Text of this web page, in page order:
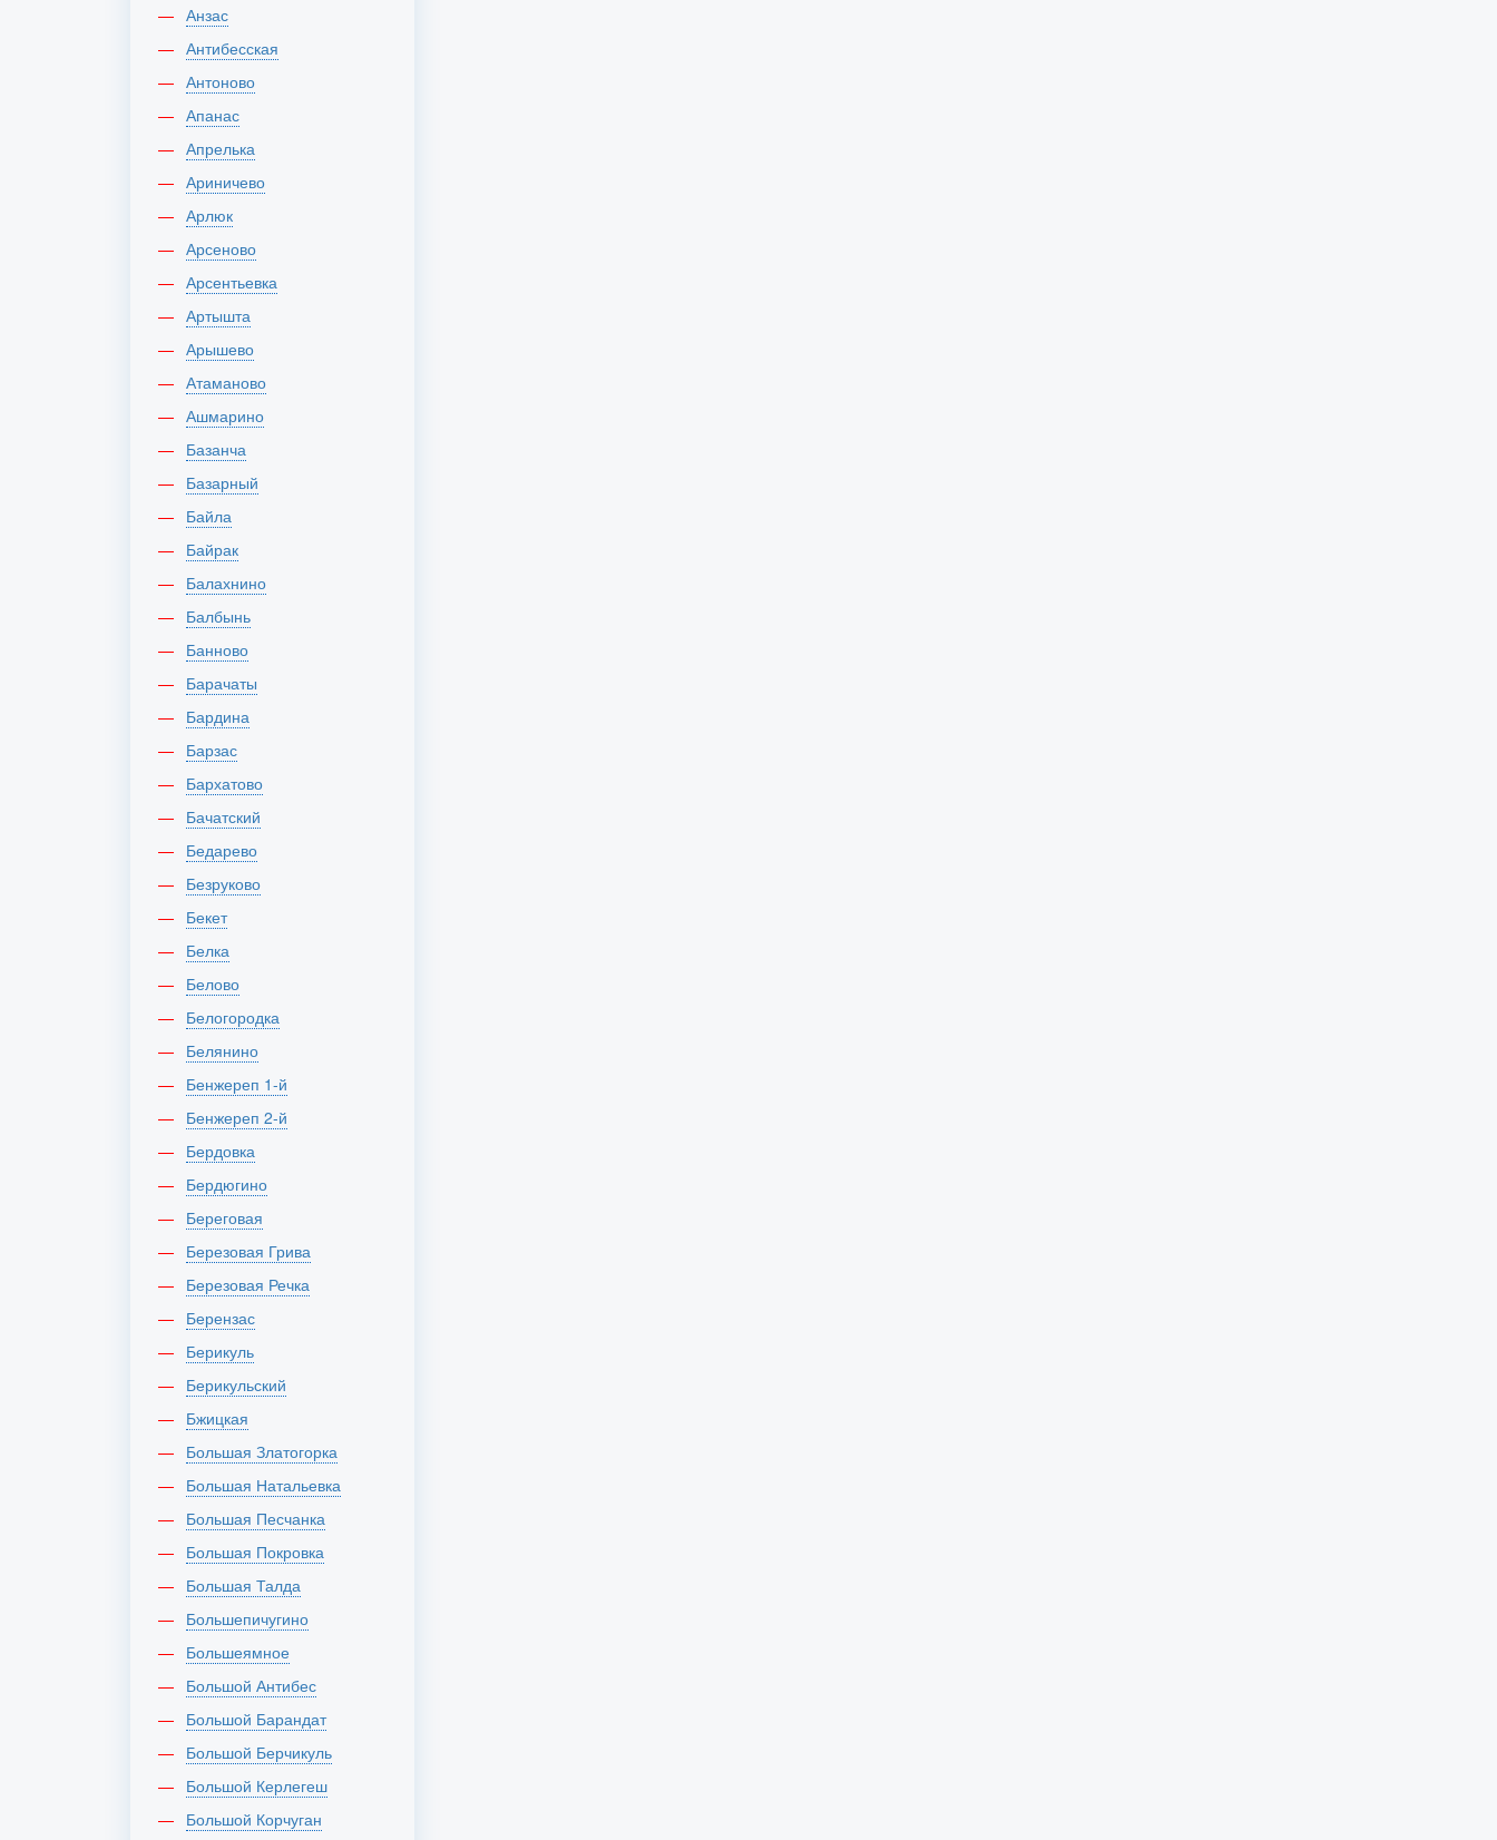
Анзас
Антибесская
Антоново
Апанас
Апрелька
Ариничево
Арлюк
Арсеново
Арсентьевка
Артышта
Арышево
Атаманово
Ашмарино
Базанча
Базарный
Байла
Байрак
Балахнино
Балбынь
Банново
Барачаты
Бардина
Барзас
Бархатово
Бачатский
Бедарево
Безруково
Бекет
Белка
Белово
Белогородка
Белянино
Бенжереп 1-й
Бенжереп 2-й
Бердовка
Бердюгино
Береговая
Березовая Грива
Березовая Речка
Берензас
Берикуль
Берикульский
Бжицкая
Большая Златогорка
Большая Натальевка
Большая Песчанка
Большая Покровка
Большая Талда
Большепичугино
Большеямное
Большой Антибес
Большой Барандат
Большой Берчикуль
Большой Керлегеш
Большой Корчуган